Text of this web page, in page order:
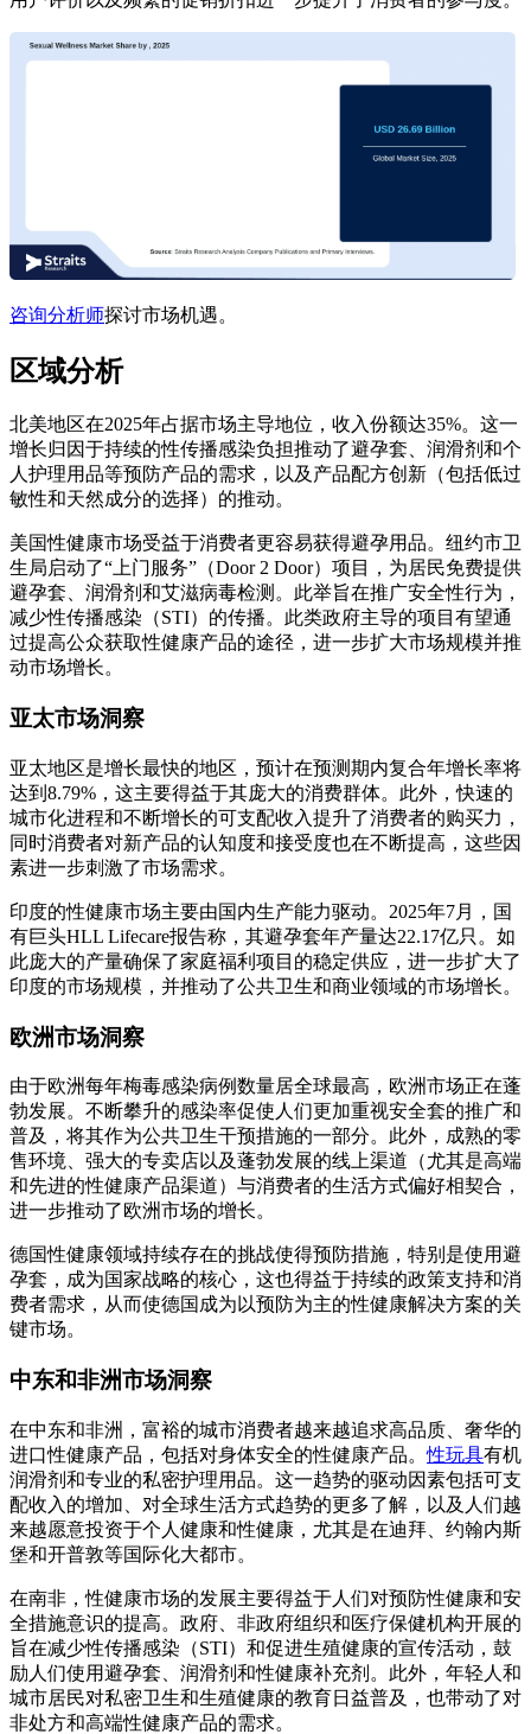
咨询分析师探讨市场机遇。
区域分析
北美地区在2025年占据市场主导地位，收入份额达35%。这一
增长归因于持续的性传播感染负担推动了避孕套、润滑剂和个
人护理用品等预防产品的需求，以及产品配方创新（包括低过
敏性和天然成分的选择）的推动。
美国性健康市场受益于消费者更容易获得避孕用品。纽约市卫
生局启动了“上门服务”（Door 2 Door）项目，为居民免费提供
避孕套、润滑剂和艾滋病毒检测。此举旨在推广安全性行为，
减少性传播感染（STI）的传播。此类政府主导的项目有望通
过提高公众获取性健康产品的途径，进一步扩大市场规模并推
动市场增长。
亚太市场洞察
亚太地区是增长最快的地区，预计在预测期内复合年增长率将
达到8.79%，这主要得益于其庞大的消费群体。此外，快速的
城市化进程和不断增长的可支配收入提升了消费者的购买力，
同时消费者对新产品的认知度和接受度也在不断提高，这些因
素进一步刺激了市场需求。
印度的性健康市场主要由国内生产能力驱动。2025年7月，国
有巨头HLL Lifecare报告称，其避孕套年产量达22.17亿只。如
此庞大的产量确保了家庭福利项目的稳定供应，进一步扩大了
印度的市场规模，并推动了公共卫生和商业领域的市场增长。
欧洲市场洞察
由于欧洲每年梅毒感染病例数量居全球最高，欧洲市场正在蓬
勃发展。不断攀升的感染率促使人们更加重视安全套的推广和
普及，将其作为公共卫生干预措施的一部分。此外，成熟的零
售环境、强大的专卖店以及蓬勃发展的线上渠道（尤其是高端
和先进的性健康产品渠道）与消费者的生活方式偏好相契合，
进一步推动了欧洲市场的增长。
德国性健康领域持续存在的挑战使得预防措施，特别是使用避
孕套，成为国家战略的核心，这也得益于持续的政策支持和消
费者需求，从而使德国成为以预防为主的性健康解决方案的关
键市场。
中东和非洲市场洞察
在中东和非洲，富裕的城市消费者越来越追求高品质、奢华的
进口性健康产品，包括对身体安全的性健康产品。性玩具有机
润滑剂和专业的私密护理用品。这一趋势的驱动因素包括可支
配收入的增加、对全球生活方式趋势的更多了解，以及人们越
来越愿意投资于个人健康和性健康，尤其是在迪拜、约翰内斯
堡和开普敦等国际化大都市。
在南非，性健康市场的发展主要得益于人们对预防性健康和安
全措施意识的提高。政府、非政府组织和医疗保健机构开展的
旨在减少性传播感染（STI）和促进生殖健康的宣传活动，鼓
励人们使用避孕套、润滑剂和性健康补充剂。此外，年轻人和
城市居民对私密卫生和生殖健康的教育日益普及，也带动了对
非处方和高端性健康产品的需求。